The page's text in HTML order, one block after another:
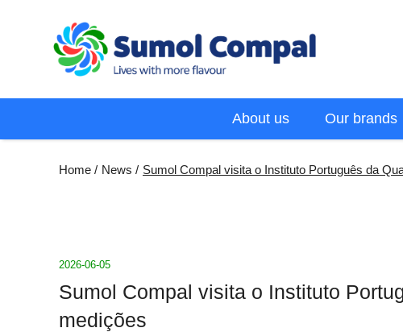
About us Our brands
Breadcrumb
Home News Sumol Compal visita o Instituto Português da
2026-06-05
Sumol Compal visita o Instituto
medições